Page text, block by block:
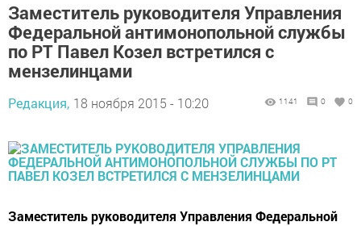
Заместитель руководителя Управления
Федеральной антимонопольной службы
по РТ Павел Козел встретился с
мензелинцами
Редакция, 18 ноября 2015 - 10:20 1141 0 0
Заместитель руководителя Управления Федеральной